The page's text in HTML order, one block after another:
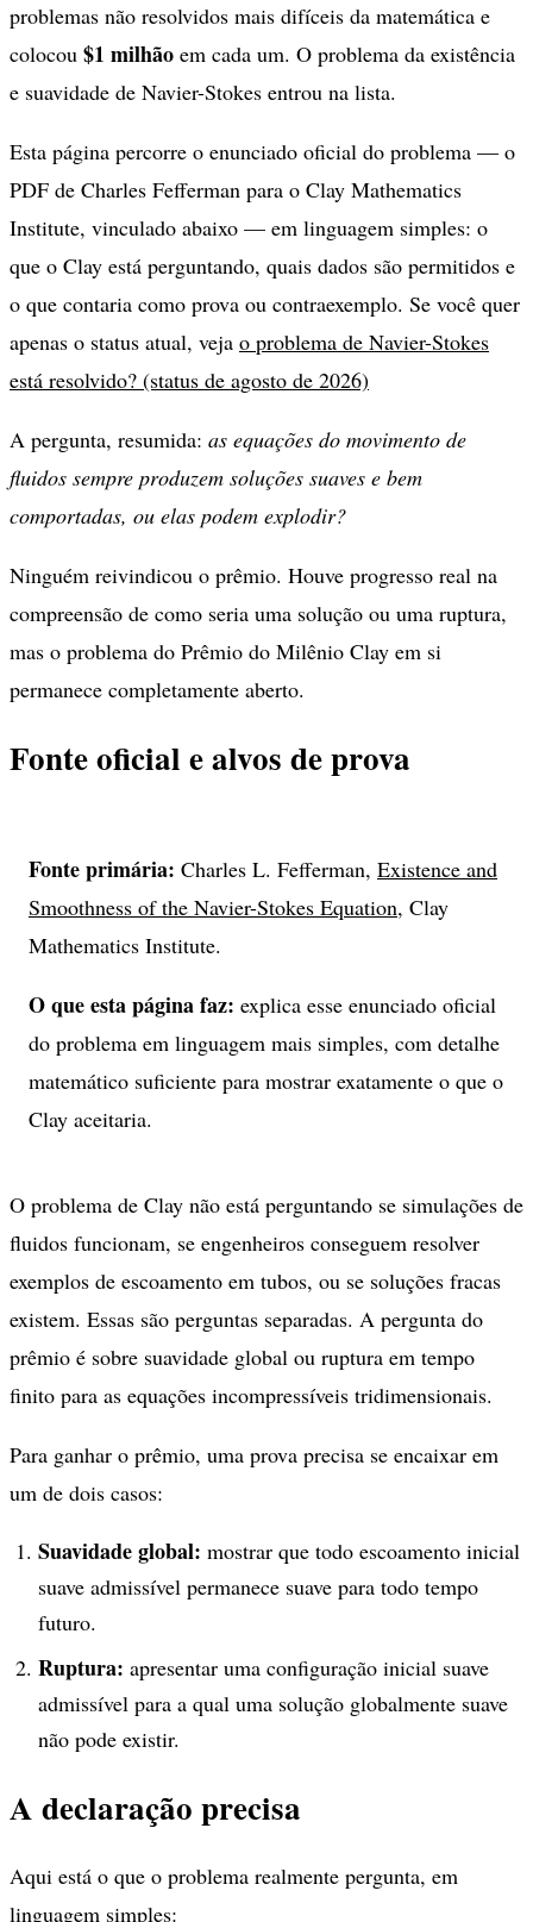
problemas não resolvidos mais difíceis da matemática e
colocou $1 milhão em cada um. O problema da existência
e suavidade de Navier-Stokes entrou na lista.
Esta página percorre o enunciado oficial do problema — o
PDF de Charles Fefferman para o Clay Mathematics
Institute, vinculado abaixo — em linguagem simples: o
que o Clay está perguntando, quais dados são permitidos e
o que contaria como prova ou contraexemplo. Se você quer
apenas o status atual, veja o problema de Navier-Stokes
está resolvido? (status de agosto de 2026)
A pergunta, resumida: as equações do movimento de
fluidos sempre produzem soluções suaves e bem
comportadas, ou elas podem explodir?
Ninguém reivindicou o prêmio. Houve progresso real na
compreensão de como seria uma solução ou uma ruptura,
mas o problema do Prêmio do Milênio Clay em si
permanece completamente aberto.
Fonte oficial e alvos de prova
Fonte primária: Charles L. Fefferman, Existence and
Smoothness of the Navier-Stokes Equation, Clay
Mathematics Institute.
O que esta página faz: explica esse enunciado oficial
do problema em linguagem mais simples, com detalhe
matemático suficiente para mostrar exatamente o que o
Clay aceitaria.
O problema de Clay não está perguntando se simulações de
fluidos funcionam, se engenheiros conseguem resolver
exemplos de escoamento em tubos, ou se soluções fracas
existem. Essas são perguntas separadas. A pergunta do
prêmio é sobre suavidade global ou ruptura em tempo
finito para as equações incompressíveis tridimensionais.
Para ganhar o prêmio, uma prova precisa se encaixar em
um de dois casos:
Suavidade global: mostrar que todo escoamento inicial
suave admissível permanece suave para todo tempo
futuro.
Ruptura: apresentar uma configuração inicial suave
admissível para a qual uma solução globalmente suave
não pode existir.
A declaração precisa
Aqui está o que o problema realmente pergunta, em
linguagem simples: